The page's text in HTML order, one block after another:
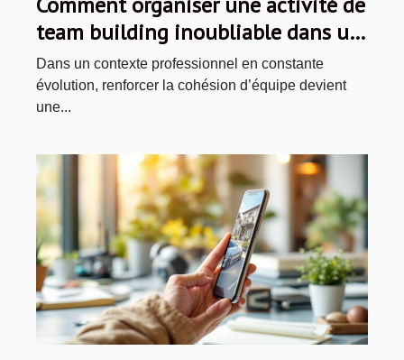
team building inoubliable dans un
jeu d'évasion ?
Dans un contexte professionnel en constante
évolution, renforcer la cohésion d’équipe devient
une...